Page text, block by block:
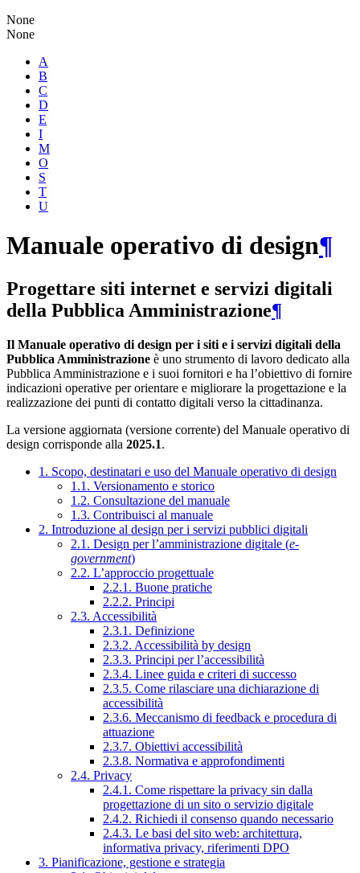
None
None
A
B
C
D
E
I
M
O
S
T
U
Manuale operativo di design¶
Progettare siti internet e servizi digitali
della Pubblica Amministrazione¶
Il Manuale operativo di design per i siti e i servizi digitali della
Pubblica Amministrazione è uno strumento di lavoro dedicato alla
Pubblica Amministrazione e i suoi fornitori e ha l’obiettivo di fornire
indicazioni operative per orientare e migliorare la progettazione e la
realizzazione dei punti di contatto digitali verso la cittadinanza.
La versione aggiornata (versione corrente) del Manuale operativo di
design corrisponde alla 2025.1.
1. Scopo, destinatari e uso del Manuale operativo di design
1.1. Versionamento e storico
1.2. Consultazione del manuale
1.3. Contribuisci al manuale
2. Introduzione al design per i servizi pubblici digitali
2.1. Design per l’amministrazione digitale (e-
government)
2.2. L’approccio progettuale
2.2.1. Buone pratiche
2.2.2. Principi
2.3. Accessibilità
2.3.1. Definizione
2.3.2. Accessibilità by design
2.3.3. Principi per l’accessibilità
2.3.4. Linee guida e criteri di successo
2.3.5. Come rilasciare una dichiarazione di
accessibilità
2.3.6. Meccanismo di feedback e procedura di
attuazione
2.3.7. Obiettivi accessibilità
2.3.8. Normativa e approfondimenti
2.4. Privacy
2.4.1. Come rispettare la privacy sin dalla
progettazione di un sito o servizio digitale
2.4.2. Richiedi il consenso quando necessario
2.4.3. Le basi del sito web: architettura,
informativa privacy, riferimenti DPO
3. Pianificazione, gestione e strategia